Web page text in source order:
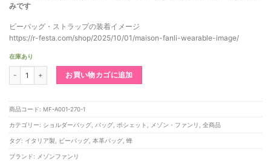
みです
ビーバッグ・ストラップの装着イメージ
https://r-festa.com/shop/2025/10/01/maison-fanli-wearable-image/
在庫あり
ビーバッグ スモークピンク - 3種ストラップ付個
お買い物カゴに追加
商品コード: MF-A001-270-1
カテゴリー: ショルダーバッグ バッグ ポシェット メゾン・ファンリ 全商品
タグ: イタリア製 ビーバッグ 本革バッグ 蜂
ブランド: メゾンファンリ